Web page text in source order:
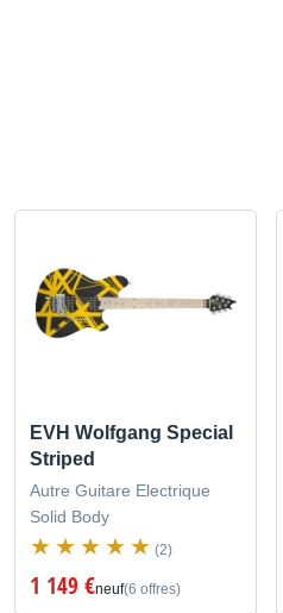
EVH Wolfgang Special
Striped
Autre Guitare Electrique
Solid Body
(2)
1 149 €neuf(6 offres)